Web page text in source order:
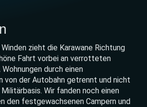
zieht die Karawane Richtung
Fahrt vorbei an verrotteten
durch einen
von der Autobahn getrennt und nicht
Wir fanden noch einen
den festgewachsenen Campern und